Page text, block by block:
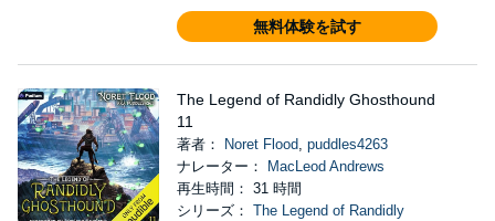
無料体験を試す
The Legend of Randidly Ghosthound
11
著者： Noret Flood, puddles4263
ナレーター：
MacLeod Andrews
再生時間： 31 時間
シリーズ： The Legend of Randidly